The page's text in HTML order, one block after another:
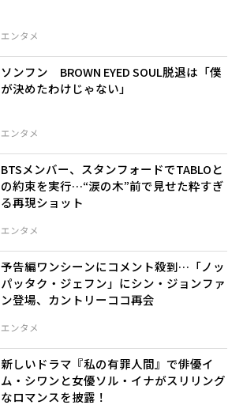
エンタメ
エンタメ
ソンフン BROWN EYED SOUL脱退は「僕
が決めたわけじゃない」
エンタメ
BTSメンバー、スタンフォードでTABLOと
の約束を実行…“涙の木”前で見せた粋すぎ
る再現ショット
エンタメ
予告編ワンシーンにコメント殺到…「ノッ
パッタク・ジェフン」にシン・ジョンファ
ン登場、カントリーココ再会
新しいドラマ『私の有罪人間』で俳優イ
ム・シワンと女優ソル・イナがスリリング
なロマンスを披露！